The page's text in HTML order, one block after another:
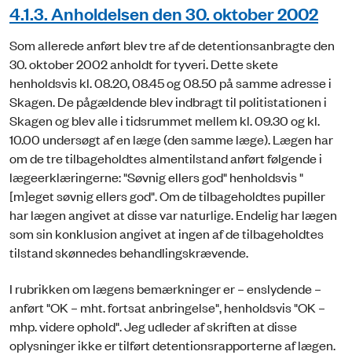
4.1.3. Anholdelsen den 30. oktober 2002
Som allerede anført blev tre af de detentionsanbragte den
30. oktober 2002 anholdt for tyveri. Dette skete
henholdsvis kl. 08.20, 08.45 og 08.50 på samme adresse i
Skagen. De pågældende blev indbragt til politistationen i
Skagen og blev alle i tidsrummet mellem kl. 09.30 og kl.
10.00 undersøgt af en læge (den samme læge). Lægen har
om de tre tilbageholdtes almentilstand anført følgende i
lægeerklæringerne: "Søvnig ellers god" henholdsvis "
[m]eget søvnig ellers god". Om de tilbageholdtes pupiller
har lægen angivet at disse var naturlige. Endelig har lægen
som sin konklusion angivet at ingen af de tilbageholdtes
tilstand skønnedes behandlingskrævende.
I rubrikken om lægens bemærkninger er – enslydende –
anført "OK – mht. fortsat anbringelse", henholdsvis "OK –
mhp. videre ophold". Jeg udleder af skriften at disse
oplysninger ikke er tilført detentionsrapporterne af lægen.